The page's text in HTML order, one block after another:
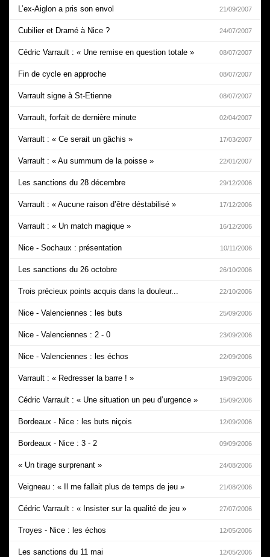
L’ex-Aiglon a pris son envol 21/09/2007
Cubilier et Dramé à Nice ? 24/07/2007
Cédric Varrault : « Une remise en question totale » 08/07/2007
Fin de cycle en approche 08/07/2007
Varrault signe à St-Etienne 08/07/2007
Varrault, forfait de dernière minute 02/04/2007
Varrault : « Ce serait un gâchis » 17/03/2007
Varrault : « Au summum de la poisse » 22/01/2007
Les sanctions du 28 décembre 29/12/2006
Varrault : « Aucune raison d’être déstabilisé » 17/12/2006
Varrault : « Un match magique » 16/12/2006
Nice - Sochaux : présentation 10/11/2006
Les sanctions du 26 octobre 26/10/2006
Trois précieux points acquis dans la douleur... 22/10/2006
Nice - Valenciennes : les buts 25/09/2006
Nice - Valenciennes : 2 - 0 23/09/2006
Nice - Valenciennes : les échos 22/09/2006
Varrault : « Redresser la barre ! » 19/09/2006
Cédric Varrault : « Une situation un peu d’urgence » 15/09/2006
Bordeaux - Nice : les buts niçois 12/09/2006
Bordeaux - Nice : 3 - 2 09/09/2006
« Un tirage surprenant » 24/08/2006
Veigneau : « Il me fallait plus de temps de jeu » 21/08/2006
Cédric Varrault : « Insister sur la qualité de jeu » 27/07/2006
Troyes - Nice : les échos 12/05/2006
Les sanctions du 11 mai 12/05/2006